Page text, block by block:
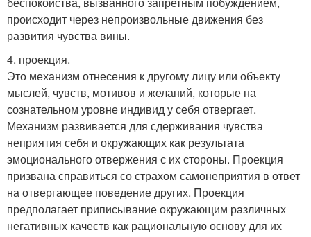
происходит через непроизвольные движения без
развития чувства вины.
4. проекция.
Это механизм отнесения к другому лицу или объекту
мыслей, чувств, мотивов и желаний, которые на
сознательном уровне индивид у себя отвергает.
Механизм развивается для сдерживания чувства
неприятия себя и окружающих как результата
эмоционального отвержения с их стороны. Проекция
призвана справиться со страхом самонеприятия в ответ
на отвергающее поведение других. Проекция
предполагает приписывание окружающим различных
негативных качеств как рациональную основу для их